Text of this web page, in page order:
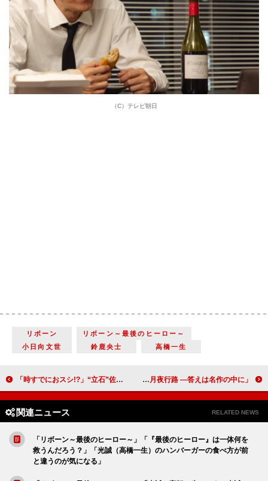
（C）テレビ朝日
リボーン
リボーン～最後のヒーロー～
小日向文世
鈴鹿央士 高橋一生
「時すでにおスシ!?」“立石”佐野史郎の生き方に反響 「人生は“遊び心”と“冒険心”が大事」「勇気をもらった」 「月夜行路 ―答えは名作の中に―」「『今はそうでも、10年後には変わっていたらいいよね』っていう涼子（麻生久美子）のせりふがよかった」「『赤毛のアン』を読み返そうと思った」
関連ニュース RELATED NEWS
「リボーン～最後のヒーロー～」「『最後のヒーロー』は一体何を
救うんだろう？」「光誠（高橋一生）のハンバーガーの食べ方が前
と違うのが気になる」